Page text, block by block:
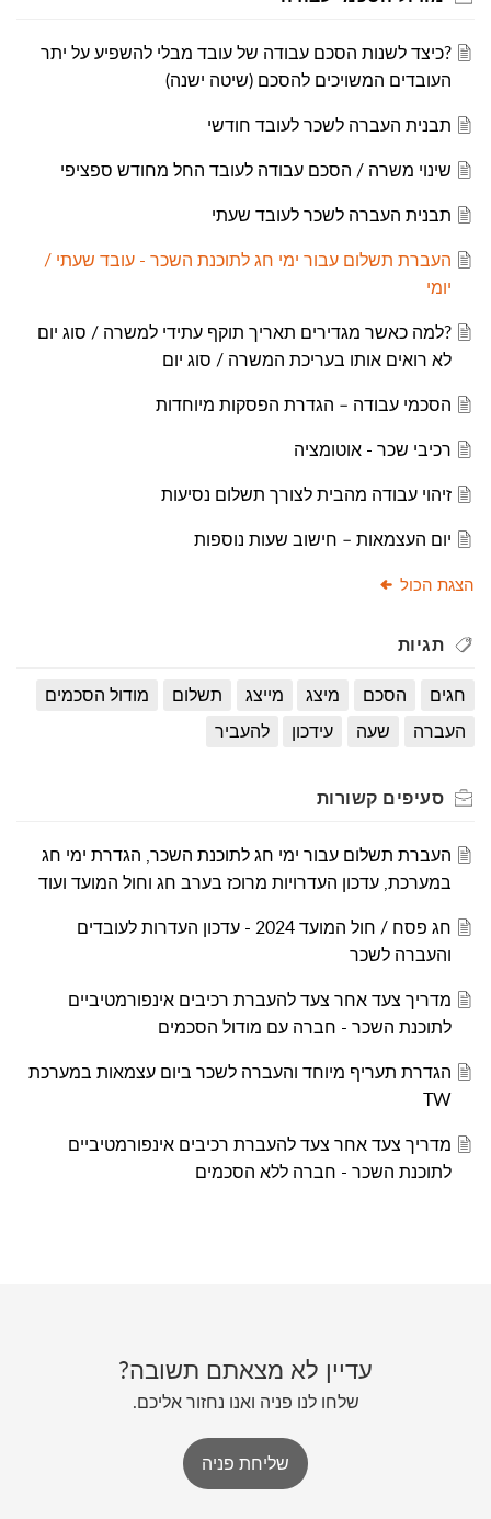
?כיצד לשנות הסכם עבודה של עובד מבלי להשפיע על יתר
העובדים המשויכים להסכם (שיטה ישנה)
תבנית העברה לשכר לעובד חודשי
שינוי משרה / הסכם עבודה לעובד החל מחודש ספציפי
תבנית העברה לשכר לעובד שעתי
העברת תשלום עבור ימי חג לתוכנת השכר - עובד שעתי /
יומי
?למה כאשר מגדירים תאריך תוקף עתידי למשרה / סוג יום
לא רואים אותו בעריכת המשרה / סוג יום
הסכמי עבודה – הגדרת הפסקות מיוחדות
רכיבי שכר - אוטומציה
זיהוי עבודה מהבית לצורך תשלום נסיעות
יום העצמאות – חישוב שעות נוספות
הצגת הכול
תגיות
חגים הסכם מיצג מייצג תשלום
מודול הסכמים
העברה
שעה עידכון להעביר
סעיפים קשורות
העברת תשלום עבור ימי חג לתוכנת השכר, הגדרת ימי חג
במערכת, עדכון העדרויות מרוכז בערב חג וחול המועד ועוד
חג פסח / חול המועד 2024 - עדכון העדרות לעובדים
והעברה לשכר
מדריך צעד אחר צעד להעברת רכיבים אינפורמטיביים
לתוכנת השכר - חברה עם מודול הסכמים
הגדרת תעריף מיוחד והעברה לשכר ביום עצמאות במערכת
TW
מדריך צעד אחר צעד להעברת רכיבים אינפורמטיביים
לתוכנת השכר - חברה ללא הסכמים
עדיין לא מצאתם תשובה?
שלחו לנו פניה ואנו נחזור אליכם.
שליחת פניה